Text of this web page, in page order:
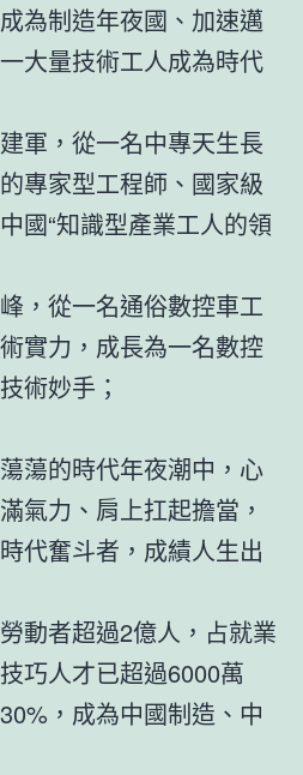
為制造年夜國、加速邁
大量技術工人成為時代
軍，從一名中專天生長
專家型工程師、國家級
國“知識型產業工人的領
，從一名通俗數控車工
實力，成長為一名數控
術妙手；
蕩的時代年夜潮中，心
氣力、肩上扛起擔當，
代奮斗者，成績人生出
動者超過2億人，占就業
巧人才已超過6000萬
，成為中國制造、中